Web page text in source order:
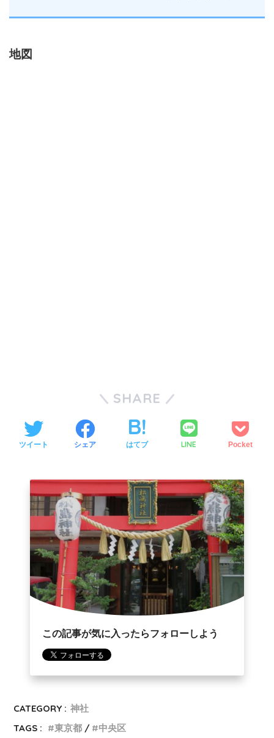
地図
SHARE
ツイート シェア はてブ LINE Pocket
この記事が気に入ったらフォローしよう
CATEGORY : 神社
TAGS :
東京都 中央区